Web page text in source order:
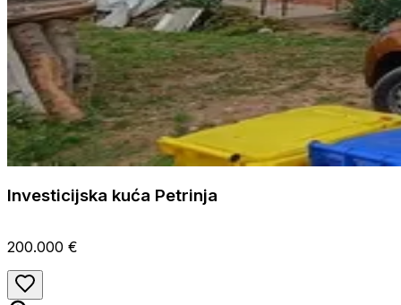
Investicijska kuća Petrinja
200.000 €